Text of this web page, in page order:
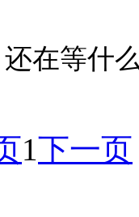
在等什
1下一页